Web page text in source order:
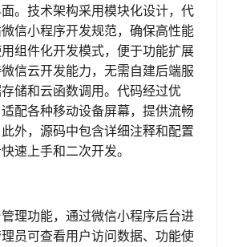
。技术架构采用模块化设计，代
信小程序开发规范，确保高性能
组件化开发模式，便于功能扩展
信云开发能力，无需自建后端服
储和云函数调用。代码经过优
配各种移动设备屏幕，提供流畅
外，源码中包含详细注释和配置
速上手和二次开发。
理功能，通过微信小程序后台进
员可查看用户访问数据、功能使